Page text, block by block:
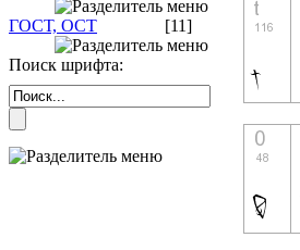
ГОСТ, ОСТ [11]
Поиск шрифта: